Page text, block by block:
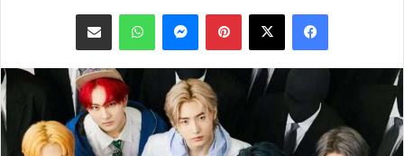
بينتيريستماسنجر واتساب مشاركة عبر البريد